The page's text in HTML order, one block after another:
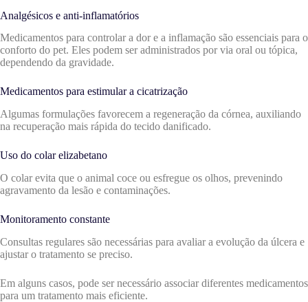
Analgésicos e anti-inflamatórios
Medicamentos para controlar a dor e a inflamação são essenciais para o
conforto do pet. Eles podem ser administrados por via oral ou tópica,
dependendo da gravidade.
Medicamentos para estimular a cicatrização
Algumas formulações favorecem a regeneração da córnea, auxiliando
na recuperação mais rápida do tecido danificado.
Uso do colar elizabetano
O colar evita que o animal coce ou esfregue os olhos, prevenindo
agravamento da lesão e contaminações.
Monitoramento constante
Consultas regulares são necessárias para avaliar a evolução da úlcera e
ajustar o tratamento se preciso.
Em alguns casos, pode ser necessário associar diferentes medicamentos
para um tratamento mais eficiente.